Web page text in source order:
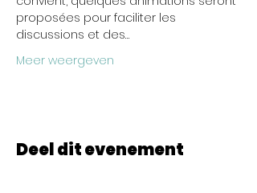
proposées pour faciliter les
discussions et des…
Meer weergeven
Deel dit evenement